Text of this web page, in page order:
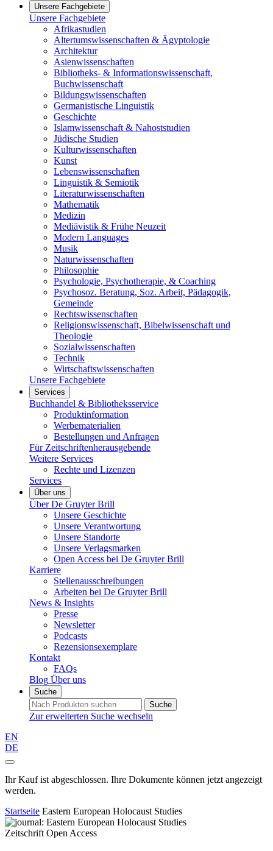
Unsere Fachgebiete
Unsere Fachgebiete
Afrikastudien
Altertumswissenschaften & Ägyptologie
Architektur
Asienwissenschaften
Bibliotheks- & Informationswissenschaft,
Buchwissenschaft
Bildungswissenschaften
Germanistische Linguistik
Geschichte
Islamwissenschaft & Nahoststudien
Jüdische Studien
Kulturwissenschaften
Kunst
Lebenswissenschaften
Linguistik & Semiotik
Literaturwissenschaften
Mathematik
Medizin
Mediävistik & Frühe Neuzeit
Modern Languages
Musik
Naturwissenschaften
Philosophie
Psychologie, Psychotherapie, & Coaching
Psychosoz. Beratung, Soz. Arbeit, Pädagogik,
Gemeinde
Rechtswissenschaften
Religionswissenschaft, Bibelwissenschaft und
Theologie
Sozialwissenschaften
Technik
Wirtschaftswissenschaften
Unsere Fachgebiete
Services
Buchhandel & Bibliotheksservice
Produktinformation
Werbematerialien
Bestellungen und Anfragen
Für Zeitschriftenherausgebende
Weitere Services
Rechte und Lizenzen
Services
Über uns
Über De Gruyter Brill
Unsere Geschichte
Unsere Verantwortung
Unsere Standorte
Unsere Verlagsmarken
Open Access bei De Gruyter Brill
Karriere
Stellenausschreibungen
Arbeiten bei De Gruyter Brill
News & Insights
Presse
Newsletter
Podcasts
Rezensionsexemplare
Kontakt
FAQs
Blog Über uns
Suche
Suche
Zur erweiterten Suche wechseln
EN
DE
Ihr Kauf ist abgeschlossen. Ihre Dokumente können jetzt angezeigt
werden.
Startseite Eastern European Holocaust Studies
Zeitschrift Open Access